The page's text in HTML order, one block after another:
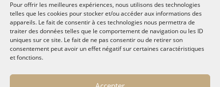
Pour offrir les meilleures expériences, nous utilisons des technologies
telles que les cookies pour stocker et/ou accéder aux informations des
appareils. Le fait de consentir à ces technologies nous permettra de
traiter des données telles que le comportement de navigation ou les ID
uniques sur ce site. Le fait de ne pas consentir ou de retirer son
consentement peut avoir un effet négatif sur certaines caractéristiques
et fonctions.
© MALTAE, Mémoire A Lire, Territoire A l'Ecoute / 1995-